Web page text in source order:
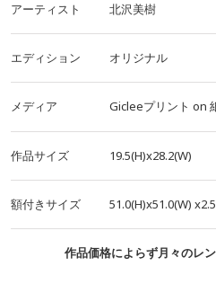
アーティスト 北沢美樹
エディション オリジナル
メディア Gicleeプリント on
作品サイズ 19.5(H)x28.2(W)
額付きサイズ 51.0(H)x51.0(W)
作品価格によらず月々のレ